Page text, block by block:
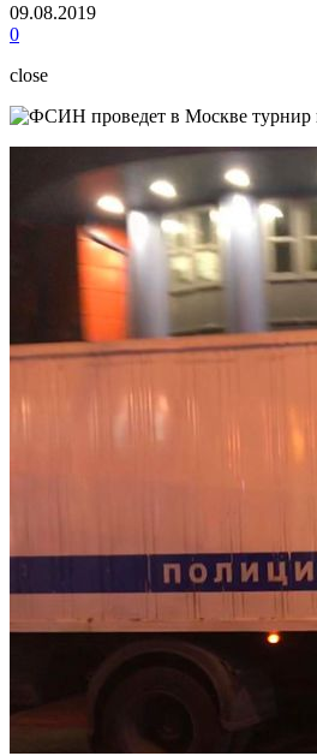
09.08.2019
0
close